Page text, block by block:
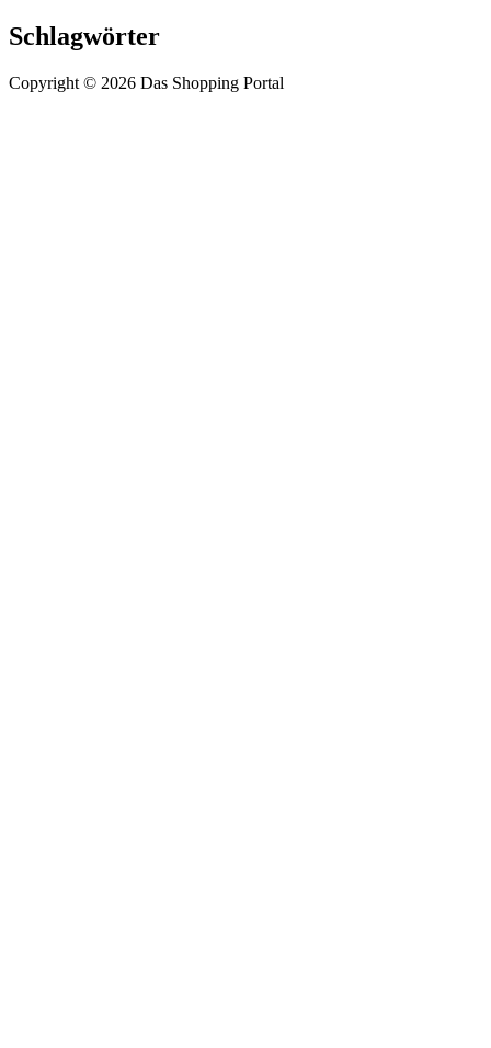
Schlagwörter
Copyright © 2026 Das Shopping Portal